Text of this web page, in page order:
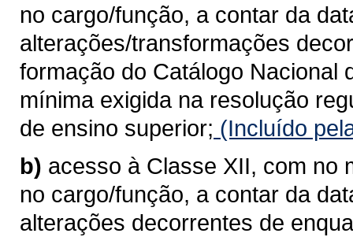
no cargo/função, a contar da
alterações/transformações
formação do Catálogo Nacional
mínima exigida na resolução
de ensino superior; (Incluído
b) acesso à Classe XII, com no
no cargo/função, a contar da
alterações decorrentes de